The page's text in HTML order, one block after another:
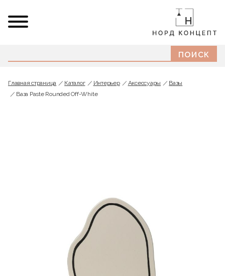
Главная страница Каталог Интерьер Аксессуары
Вазы
Ваза Paste Rounded Off-White